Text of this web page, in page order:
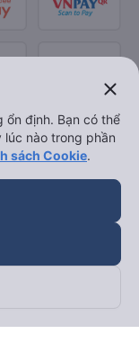
close
ổn định. Bạn có thể
nào trong phần
sách Cookie.